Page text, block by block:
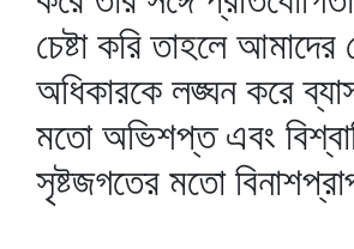
চেষ্টা করি তাহলে আমাদের
অধিকারকে লঙ্ঘন করে
মতো অভিশপ্ত এবং
সৃষ্টজগতের মতো